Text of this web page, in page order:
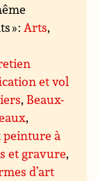
» :Arts,
et vol
, Beaux-
,
peinture à
et gravure,
d’art